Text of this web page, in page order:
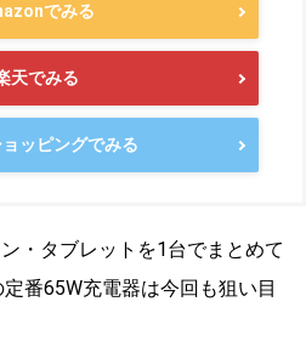
でみる
天でみる
ッピングでみる
・タブレットを1台でまとめて
番65W充電器は今回も狙い目